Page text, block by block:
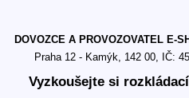
DOVOZCE A PROVOZOVATEL E-
Praha 12 - Kamýk, 142 00, IČ:
Vyzkoušejte si